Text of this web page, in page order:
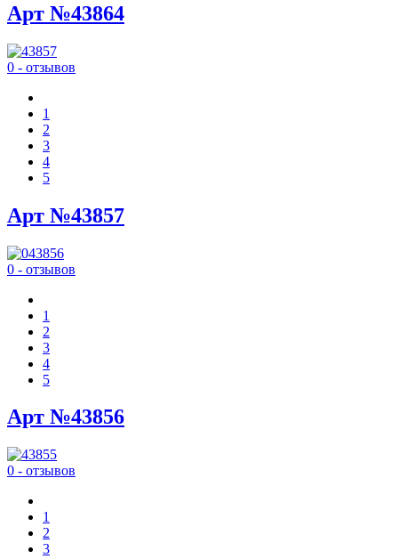
Арт №43864
0 - отзывов
1
2
3
4
5
Арт №43857
0 - отзывов
1
2
3
4
5
Арт №43856
0 - отзывов
1
2
3